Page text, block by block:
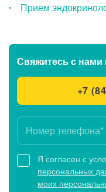
Прием
Свяжитесь с нами
+7
Я согласен с
персональных
моих